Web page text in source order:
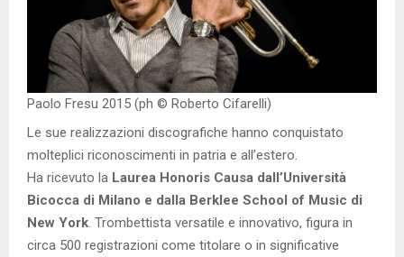
Paolo Fresu 2015 (ph © Roberto Cifarelli)
Le sue realizzazioni discografiche hanno conquistato
molteplici riconoscimenti in patria e all’estero.
Ha ricevuto la Laurea Honoris Causa dall’Università
Bicocca di Milano e dalla Berklee School of Music di
New York. Trombettista versatile e innovativo, figura in
circa 500 registrazioni come titolare o in significative